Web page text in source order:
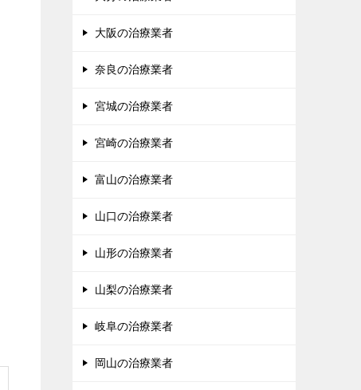
大阪の治療業者
奈良の治療業者
宮城の治療業者
宮崎の治療業者
富山の治療業者
山口の治療業者
山形の治療業者
山梨の治療業者
岐阜の治療業者
岡山の治療業者